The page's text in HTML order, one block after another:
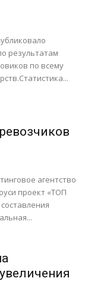
результатам
по всему
агентство
проект «ТОП